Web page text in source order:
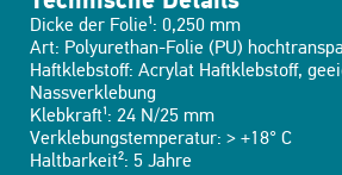
Dicke der Folie¹: 0,250 mm
Art: Polyurethan-Folie (PU)
Haftklebstoff: Acrylat Haftklebstoff,
Nassverklebung
Klebkraft¹: 24 N/25 mm
Verklebungstemperatur: > +18° C
Haltbarkeit²: 5 Jahre